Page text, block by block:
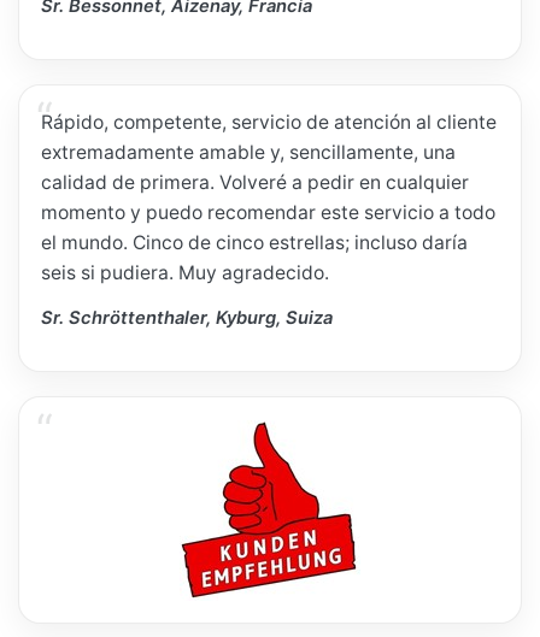
Sr. Bessonnet, Aizenay, Francia
Rápido, competente, servicio de atención al cliente
extremadamente amable y, sencillamente, una
calidad de primera. Volveré a pedir en cualquier
momento y puedo recomendar este servicio a todo
el mundo. Cinco de cinco estrellas; incluso daría
seis si pudiera. Muy agradecido.
Sr. Schröttenthaler, Kyburg, Suiza